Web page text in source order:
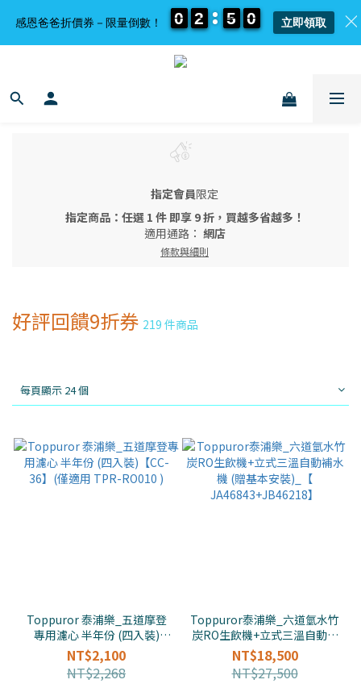
指定會員限定
指定商品：任選 1 件 即享 9 折，買越多省越多！
適用通路： 網店
條款與細則
好評回饋9折券 219 件商品
每頁顯示 24 個
Toppuror 泰浦樂_五道摩登
專用濾心 半年份 (四入裝)
【CC-36】(僅適用 TPR-
RO010 )
NT$2,100
NT$2,268
Toppuror泰浦樂_六道氫水竹
炭RO生飲機+立式三溫自動補
水機 (贈基本安裝)_【
JA46843+JB46218】
NT$18,500
NT$27,500
感恩爸爸折價券－限量倒數！ 0
0
0
0 2
2
2
2 5
5
5
5 0
0
0
0 立即領取